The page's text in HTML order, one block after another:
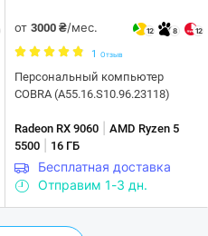
от 3000 ₴/мес. 12 8 12
1 Отзыв
Персональный компьютер
COBRA (A55.16.S10.96.23118)
Radeon RX 9060
AMD Ryzen 5
5500
16 ГБ
Бесплатная доставка
Отправим 1-3 дн.